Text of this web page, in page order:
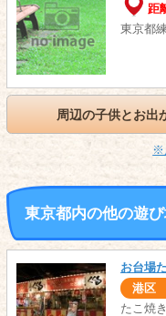
距
東京都
周辺の子供とお出
※
東京都内の他の遊
お台場
港区
たこ焼